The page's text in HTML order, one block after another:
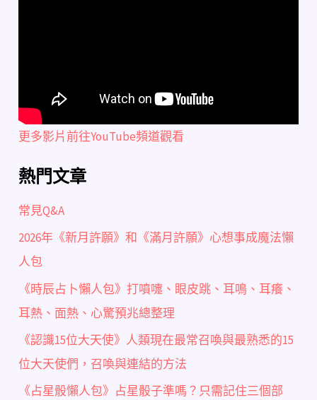
更多影片前往YouTube頻道觀看
熱門文章
常見Q&A
2026年《新月許願》和《滿月許願》心想事成魔法懶
人包
《時辰占卜懶人包》打噴嚏、眼皮跳、耳鳴、耳癢、
耳熱、面熱、心驚預兆總整理
《認識15位大天使》人類現在最常召喚與最熟悉的15
位大天使們，召喚與連結的方法
《占星骰懶人包》占星骰子準嗎？只需記住三個部